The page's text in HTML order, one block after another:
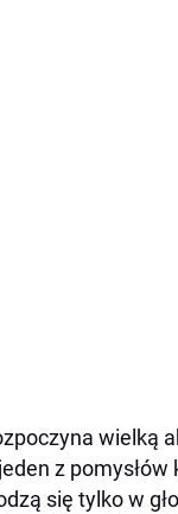
wielką
z
się tylko w